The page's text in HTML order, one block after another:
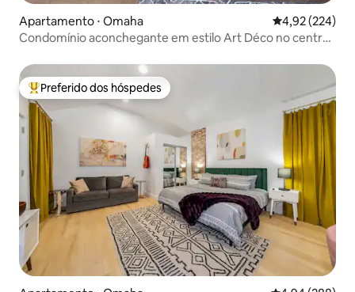
Apartamento ⋅ Omaha 4,92 de uma
4,92 (224)
Condomínio aconchegante em estilo Art Déco no centro
Entre os melhores preferidos dos hóspedes
Preferido dos hóspedes